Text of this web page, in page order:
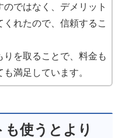
のではなく、デメリット
れたので、信頼するこ
りを取ることで、料金も
満足しています。
使うとより